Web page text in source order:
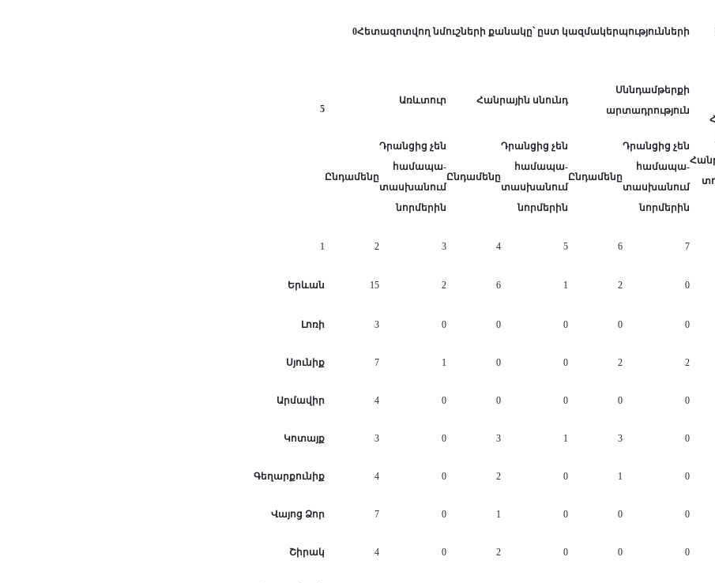
5
0Հետազոտվող նմուշների քանակը՝ ըստ կազմակերպությունների
Առևտուր Հանրային սնունդ
Սննդամթերքի
արտադրություն
Ընդամենը
Դրանցից չեն
համապա­
տասխանում
նորմերին
Ընդամենը
Դրանցից չեն
համապա­
տասխանում
նորմերին
Ընդամենը
Դրանցից չեն
համապա­
տասխանում
նորմերին
1 2 3 4 5 6 7
Երևան 15 2 6 1 2 0
Լոռի 3 0 0 0 0 0
Սյունիք 7 1 0 0 2 2
Արմավիր 4 0 0 0 0 0
Կոտայք 3 0 3 1 3 0
Գեղարքունիք 4 0 2 0 1 0
Վայոց Ձոր 7 0 1 0 0 0
Շիրակ 4 0 2 0 0 0